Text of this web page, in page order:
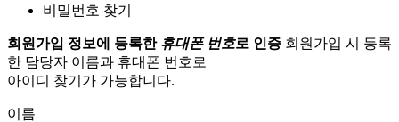
비밀번호 찾기
회원가입 정보에 등록한 휴대폰 번호로 인증 회원가입 시 등록
한 담당자 이름과 휴대폰 번호로
아이디 찾기가 가능합니다.
이름